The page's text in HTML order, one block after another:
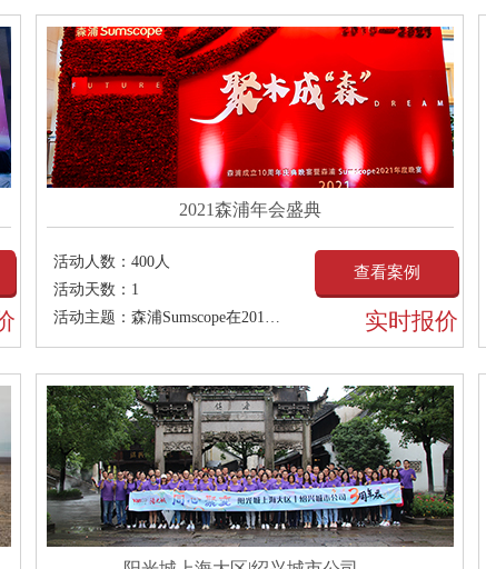
2021森浦年会盛典
活动人数： 400人
活动天数： 1
活动主题： 森浦Sumscope在2010年上海陆家嘴金融贸易区成立总部，
查看案例
实时报价